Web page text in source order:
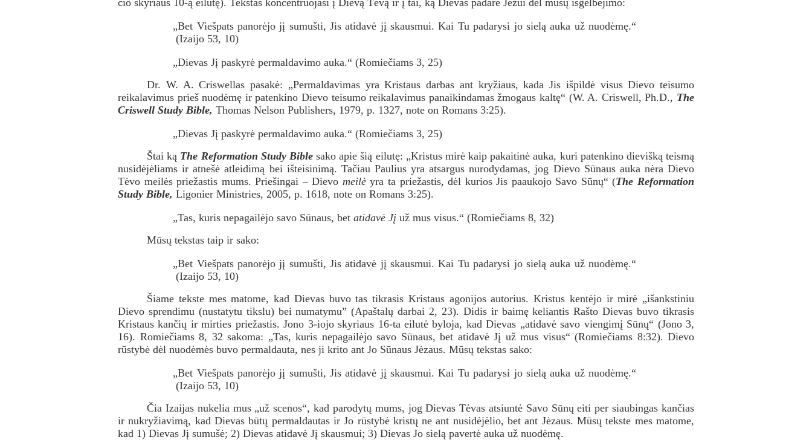
čio skyriaus 10-ą eilutę). Tekstas koncentruojasi į Dievą Tėvą ir į tai, ką Dievas padarė Jėzui dėl mūsų išgelbėjimo:
„Bet Viešpats panorėjo jį sumušti, Jis atidavė jį skausmui. Kai Tu padarysi jo sielą auka už nuodėmę.“
(Izaijo 53, 10)
„Dievas Jį paskyrė permaldavimo auka.“ (Romiečiams 3, 25)
Dr. W. A. Criswellas pasakė: „Permaldavimas yra Kristaus darbas ant kryžiaus, kada Jis išpildė visus Dievo teisumo
reikalavimus prieš nuodėmę ir patenkino Dievo teisumo reikalavimus panaikindamas žmogaus kaltę“ (W. A. Criswell, Ph.D., The
Criswell Study Bible, Thomas Nelson Publishers, 1979, p. 1327, note on Romans 3:25).
„Dievas Jį paskyrė permaldavimo auka.“ (Romiečiams 3, 25)
Štai ką The Reformation Study Biblesako apie šią eilutę: „Kristus mirė kaip pakaitinė auka, kuri patenkino dievišką teismą
nusidėjėliams ir atnešė atleidimą bei išteisinimą. Tačiau Paulius yra atsargus nurodydamas, jog Dievo Sūnaus auka nėra Dievo
Tėvo meilės priežastis mums. Priešingai – Dievo meilėyra ta priežastis, dėl kurios Jis paaukojo Savo Sūnų“ (The Reformation
Study Bible, Ligonier Ministries, 2005, p. 1618, note on Romans 3:25).
„Tas, kuris nepagailėjo savo Sūnaus, betatidavė Jį už mus visus.“ (Romiečiams 8, 32)
Mūsų tekstas taip ir sako:
„Bet Viešpats panorėjo jį sumušti, Jis atidavė jį skausmui. Kai Tu padarysi jo sielą auka už nuodėmę.“
(Izaijo 53, 10)
Šiame tekste mes matome, kad Dievas buvo tas tikrasis Kristaus agonijos autorius. Kristus kentėjo ir mirė „išankstiniu
Dievo sprendimu (nustatytu tikslu) bei numatymu” (Apaštalų darbai 2, 23). Didis ir baimę keliantis Rašto Dievas buvo tikrasis
Kristaus kančių ir mirties priežastis. Jono 3-iojo skyriaus 16-ta eilutė byloja, kad Dievas „atidavė savo viengimį Sūnų“ (Jono 3,
16). Romiečiams 8, 32 sakoma: „Tas, kuris nepagailėjo savo Sūnaus, bet atidavė Jį už mus visus“ (Romiečiams 8:32). Dievo
rūstybė dėl nuodėmės buvo permaldauta, nes ji krito ant Jo Sūnaus Jėzaus. Mūsų tekstas sako:
„Bet Viešpats panorėjo jį sumušti, Jis atidavė jį skausmui. Kai Tu padarysi jo sielą auka už nuodėmę.“
(Izaijo 53, 10)
Čia Izaijas nukelia mus „už scenos“, kad parodytų mums, jog Dievas Tėvas atsiuntė Savo Sūnų eiti per siaubingas kančias
ir nukryžiavimą, kad Dievas būtų permaldautas ir Jo rūstybė kristų ne ant nusidėjėlio, bet ant Jėzaus. Mūsų tekste mes matome,
kad 1) Dievas Jį sumušė; 2) Dievas atidavė Jį skausmui; 3) Dievas Jo sielą pavertė auka už nuodėmę.